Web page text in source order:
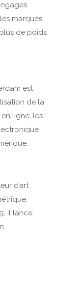
marques
de poids
est
de la
ligne, les
d’art
il lance